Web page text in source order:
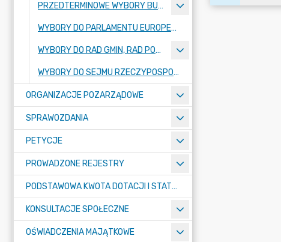
PRZEDTERMINOWE WYBORY BURMISTRZA MIASTA PUŁTUSK
WYBORY DO PARLAMENTU EUROPEJSKIEGO ZARZĄDZONE NA DZIEŃ 9 CZERWCA 2024R.
WYBORY DO RAD GMIN, RAD POWIATÓW, SEJMIKÓW WOJEWÓDZTW I RAD DZIELNIC M.ST. WARSZAWY ORAZ WYBORÓW WÓJTÓW, BURMISTRZÓW I PREZYDENTÓW MIAST ZARZĄDZONE NA DZIEŃ 7 KWIETNIA 2024 R.
WYBORY DO SEJMU RZECZYPOSPOLITEJ POLSKIEJ I DO SENATU RZECZYPOSPOLITEJ POLSKIEJ ORAZ REFERENDUM OGÓLNOKRAJOWE, ZARZĄDZONE NA DZIEŃ 15 PAŹDZIERNIKA 2023R.
ORGANIZACJE POZARZĄDOWE
SPRAWOZDANIA
PETYCJE
PROWADZONE REJESTRY
PODSTAWOWA KWOTA DOTACJI I STATYSTYCZNA LICZBA UCZNIÓW
KONSULTACJE SPOŁECZNE
OŚWIADCZENIA MAJĄTKOWE